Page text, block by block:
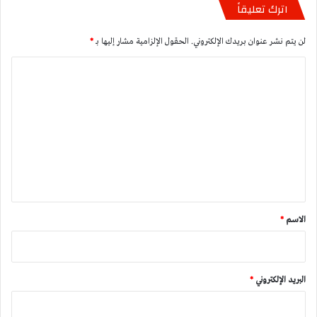
اترك تعليقاً
لن يتم نشر عنوان بريدك الإلكتروني. الحقول الإلزامية مشار إليها بـ*
*
الاسم *
البريد الإلكتروني *